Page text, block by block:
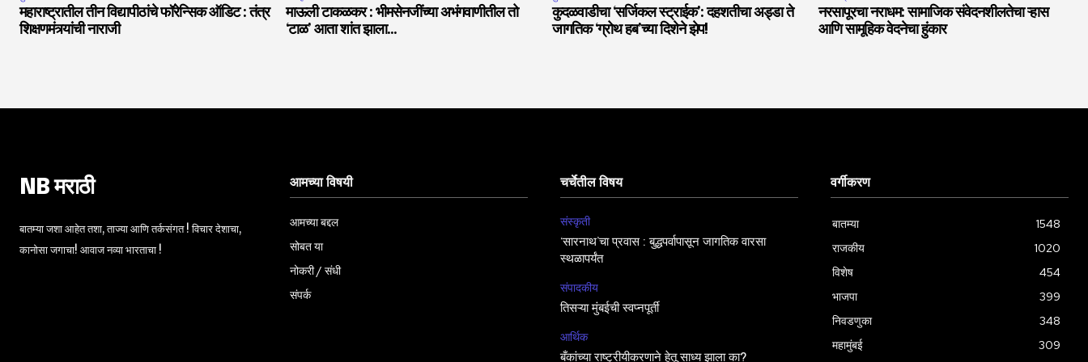
महाराष्ट्रातील तीन विद्यापीठांचे फॉरेन्सिक ऑडिट : तंत्र
शिक्षणमंत्र्यांची नाराजी
माऊली टाकळकर : भीमसेनजींच्या अभंगवाणीतील तो
‘टाळ’ आता शांत झाला…
कुदळवाडीचा ‘सर्जिकल स्ट्राईक’: दहशतीचा अड्डा ते
जागतिक ‘ग्रोथ हब’च्या दिशेने झेप!
नरसापूरचा नराधम: सामाजिक संवेदनशीलतेचा ऱ्हास
आणि सामूहिक वेदनेचा हुंकार
NB मराठी
बातम्या जशा आहेत तशा, ताज्या आणि तर्कसंगत ! विचार देशाचा,
कानोसा जगाचा! आवाज नव्या भारताचा !
आमच्या विषयी
आमच्या बद्दल
सोबत या
नोकरी / संधी
संपर्क
चर्चेतील विषय
संस्कृती
‘सारनाथ’चा प्रवास : बुद्धपर्वापासून जागतिक वारसा
स्थळापर्यंत
संपादकीय
तिसऱ्या मुंबईची स्वप्नपूर्ती
आर्थिक
बँकांच्या राष्ट्रीयीकरणाने हेतू साध्य झाला का?
वर्गीकरण
बातम्या
1548
राजकीय
1020
विशेष
454
भाजपा
399
निवडणुका
348
महामुंबई
309